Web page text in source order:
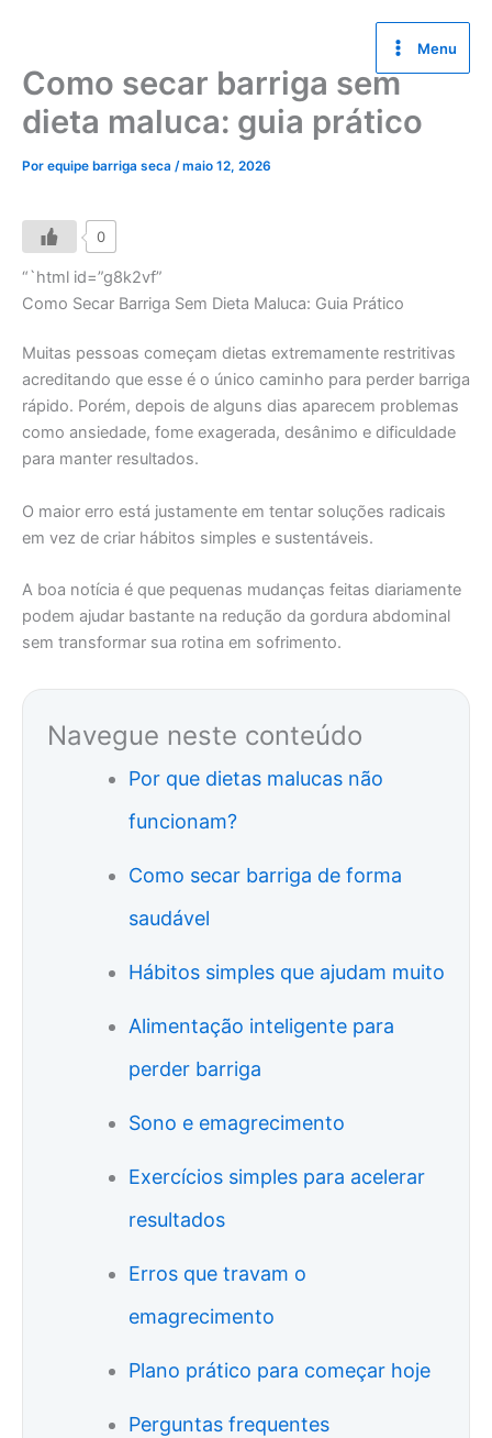
conteúdo
Menu
Como secar barriga sem
dieta maluca: guia prático
Por equipe barriga seca /maio 12, 2026
0
“`html id=”g8k2vf”
Como Secar Barriga Sem Dieta Maluca: Guia Prático
Muitas pessoas começam dietas extremamente restritivas
acreditando que esse é o único caminho para perder barriga
rápido. Porém, depois de alguns dias aparecem problemas
como ansiedade, fome exagerada, desânimo e dificuldade
para manter resultados.
O maior erro está justamente em tentar soluções radicais
em vez de criar hábitos simples e sustentáveis.
A boa notícia é que pequenas mudanças feitas diariamente
podem ajudar bastante na redução da gordura abdominal
sem transformar sua rotina em sofrimento.
Navegue neste conteúdo
Por que dietas malucas não
funcionam?
Como secar barriga de forma
saudável
Hábitos simples que ajudam muito
Alimentação inteligente para
perder barriga
Sono e emagrecimento
Exercícios simples para acelerar
resultados
Erros que travam o
emagrecimento
Plano prático para começar hoje
Perguntas frequentes